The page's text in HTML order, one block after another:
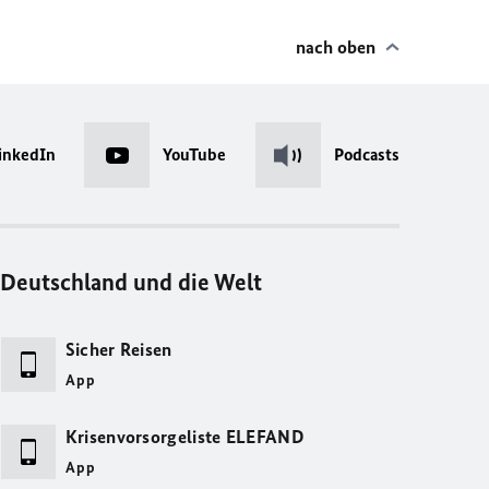
nach oben
YouTube Podcasts
Deutschland und die Welt
Sicher Reisen
App
Krisenvorsorgeliste ELEFAND
App